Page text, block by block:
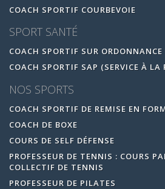
COACH SPORTIF COURBEVOIE
SPORT SANTÉ
COACH SPORTIF SUR ORDONNANCE
COACH SPORTIF SAP (SERVICE À LA
NOS SPORTS
COACH SPORTIF DE REMISE EN
COACH DE BOXE
COURS DE SELF DÉFENSE
PROFESSEUR DE TENNIS : COURS
COLLECTIF DE TENNIS
PROFESSEUR DE PILATES